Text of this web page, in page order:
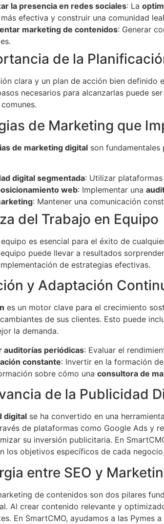
la presencia en redes sociales: La
efectiva y construir una comunidad
marketing de contenidos: Generar
de la
clara y un plan de acción bien
necesarios para alcanzarlas puede
de Marketing que
de marketing digital son
digital segmentada: Utilizar
web: Implementar una
: Mantener una comunicación
del Trabajo en Equipo
es esencial para el éxito de
puede llevar a resultados
de estrategias efectivas.
y Adaptación
es un motor clave para el crecimiento
de sus clientes. Esto puede
la demanda.
auditorías periódicas: Evaluar el
constante: Invertir en la formación
sobre cómo una consultora de
de la Publicidad
digital se ha convertido en una
de plataformas como Google Ads y
su inversión publicitaria. En
los objetivos específicos de cada
entre SEO y
de contenidos son dos pilares
Al crear contenido relevante y
En SmartCMO, ayudamos a las